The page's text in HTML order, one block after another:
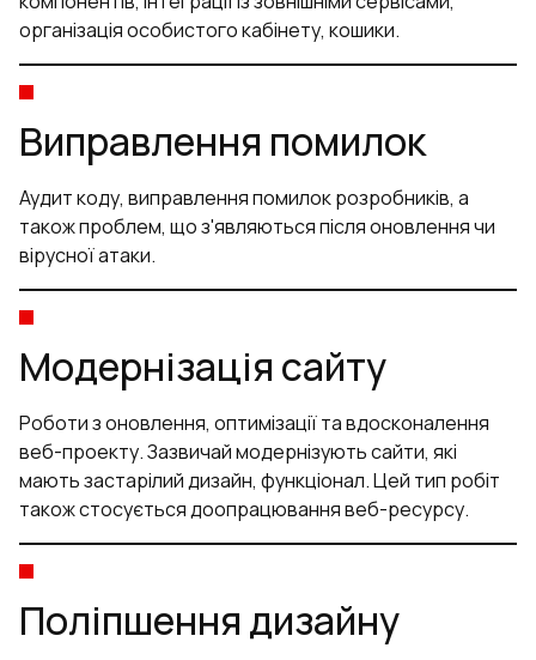
організація особистого кабінету, кошики.
Виправлення помилок
Аудит коду, виправлення помилок розробників, а
також проблем, що з'являються після оновлення чи
вірусної атаки.
Модернізація сайту
Роботи з оновлення, оптимізації та вдосконалення
веб-проекту. Зазвичай модернізують сайти, які
мають застарілий дизайн, функціонал. Цей тип робіт
також стосується доопрацювання веб-ресурсу.
Поліпшення дизайну